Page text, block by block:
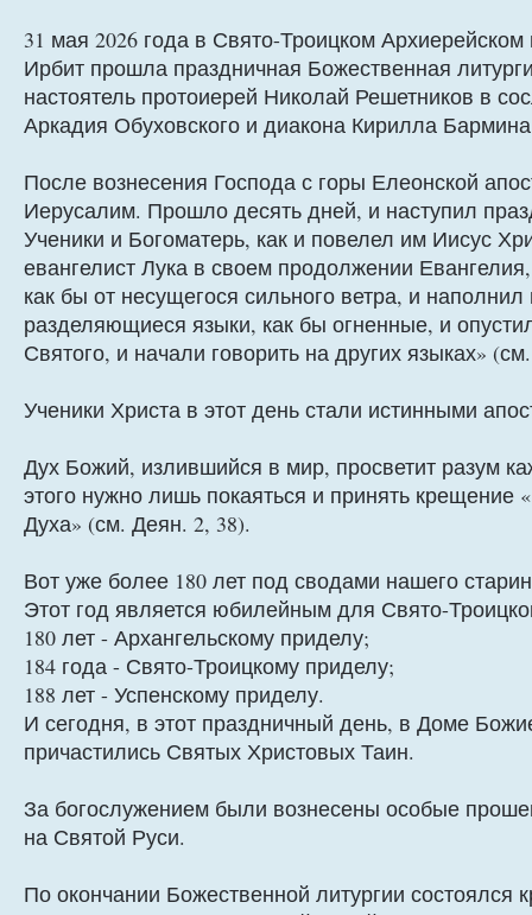
31 мая 2026 года в Свято-Троицком
Ирбит прошла праздничная Божественная
настоятель протоиерей Николай Решетников в
Аркадия Обуховского и диакона Кирилла
После вознесения Господа с горы Елеонской
Иерусалим. Прошло десять дней, и наступил
Ученики и Богоматерь, как и повелел им Иисус
евангелист Лука в своем продолжении
как бы от несущегося сильного ветра, и
разделяющиеся языки, как бы огненные, и
Святого, и начали говорить на других языках»
Ученики Христа в этот день стали истинными
Дух Божий, излившийся в мир, просветит разум
этого нужно лишь покаяться и принять
Духа» (см. Деян. 2, 38).
Вот уже более 180 лет под сводами нашего
Этот год является юбилейным для Свято-
180 лет - Архангельскому приделу;
184 года - Свято-Троицкому приделу;
188 лет - Успенскому приделу.
И сегодня, в этот праздничный день, в Доме
причастились Святых Христовых Таин.
За богослужением были вознесены особые
на Святой Руси.
По окончании Божественной литургии состоялся